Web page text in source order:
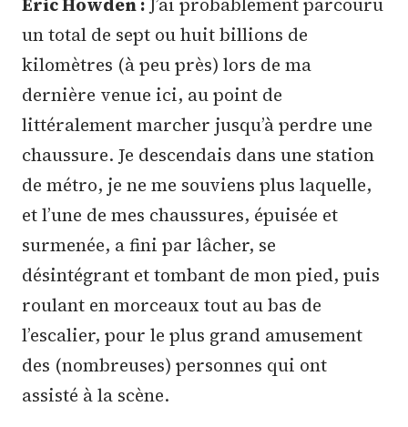
un total de sept ou huit billions de
kilomètres (à peu près) lors de ma
dernière venue ici, au point de
littéralement marcher jusqu’à perdre une
chaussure. Je descendais dans une station
de métro, je ne me souviens plus laquelle,
et l’une de mes chaussures, épuisée et
surmenée, a fini par lâcher, se
désintégrant et tombant de mon pied, puis
roulant en morceaux tout au bas de
l’escalier, pour le plus grand amusement
des (nombreuses) personnes qui ont
assisté à la scène.